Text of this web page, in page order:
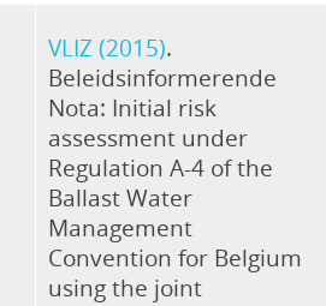
VLIZ (2015).
Beleidsinformerende
Nota: Initial risk
assessment under
Regulation A-4 of the
Ballast Water
Management
Convention for Belgium
using the joint